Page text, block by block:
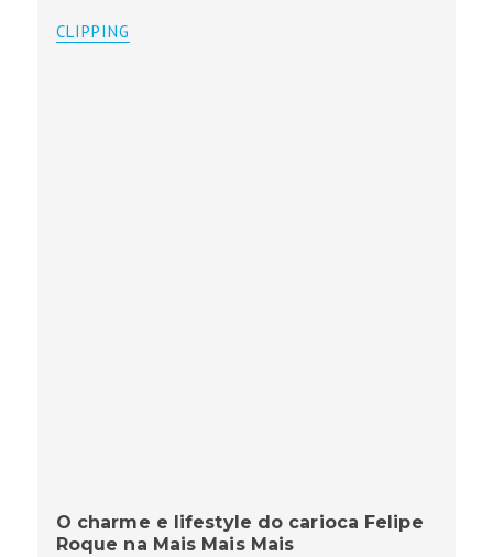
CLIPPING
O charme e lifestyle do carioca Felipe
Roque na Mais Mais Mais